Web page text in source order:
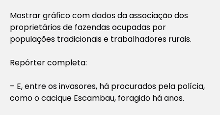
Mostrar gráfico com dados da associação dos
proprietários de fazendas ocupadas por
populações tradicionais e trabalhadores rurais.
Repórter completa:
– E, entre os invasores, há procurados pela polícia,
como o cacique Escambau, foragido há anos.